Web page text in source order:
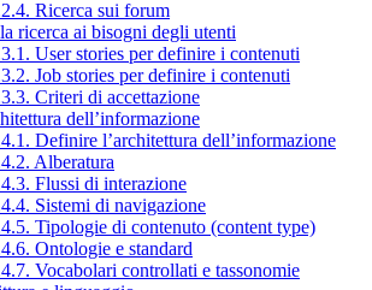
Ricerca sui forum
ricerca ai bisogni degli utenti
User stories per definire i contenuti
Job stories per definire i contenuti
Criteri di accettazione
dell’informazione
Definire l’architettura dell’informazione
Alberatura
Flussi di interazione
Sistemi di navigazione
Tipologie di contenuto (content type)
Ontologie e standard
Vocabolari controllati e tassonomie